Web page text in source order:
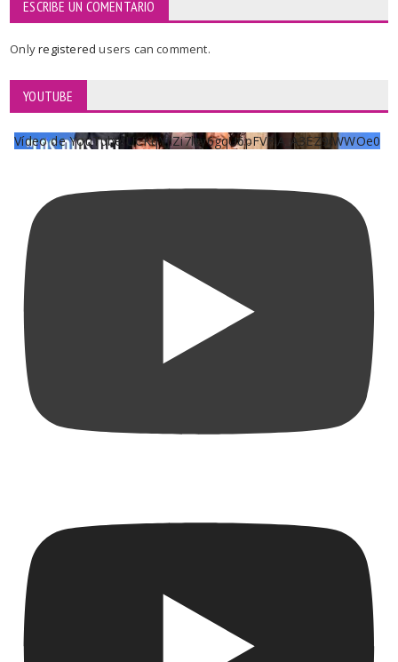
ESCRIBE UN COMENTARIO
Onlyregisteredusers can comment.
YOUTUBE
Vídeo de YouTube UCKqYjiZi7lzy6gqU6pFVFiA_A3EZ9JWWOe0